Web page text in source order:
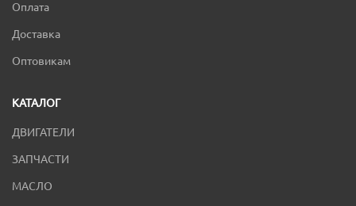
Оплата
Доставка
Оптовикам
КАТАЛОГ
ДВИГАТЕЛИ
ЗАПЧАСТИ
МАСЛО